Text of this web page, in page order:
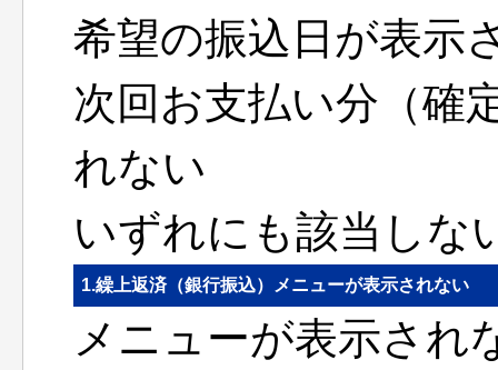
希望の振込日が表示
次回お支払い分（確
れない
いずれにも該当しな
1.繰上返済（銀行振込）メニューが表示されない
メニューが表示され